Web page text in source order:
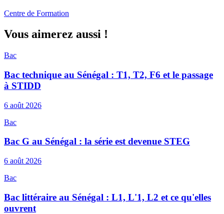
Centre de Formation
Vous aimerez aussi !
Bac
Bac technique au Sénégal : T1, T2, F6 et le passage
à STIDD
6 août 2026
Bac
Bac G au Sénégal : la série est devenue STEG
6 août 2026
Bac
Bac littéraire au Sénégal : L1, L'1, L2 et ce qu'elles
ouvrent